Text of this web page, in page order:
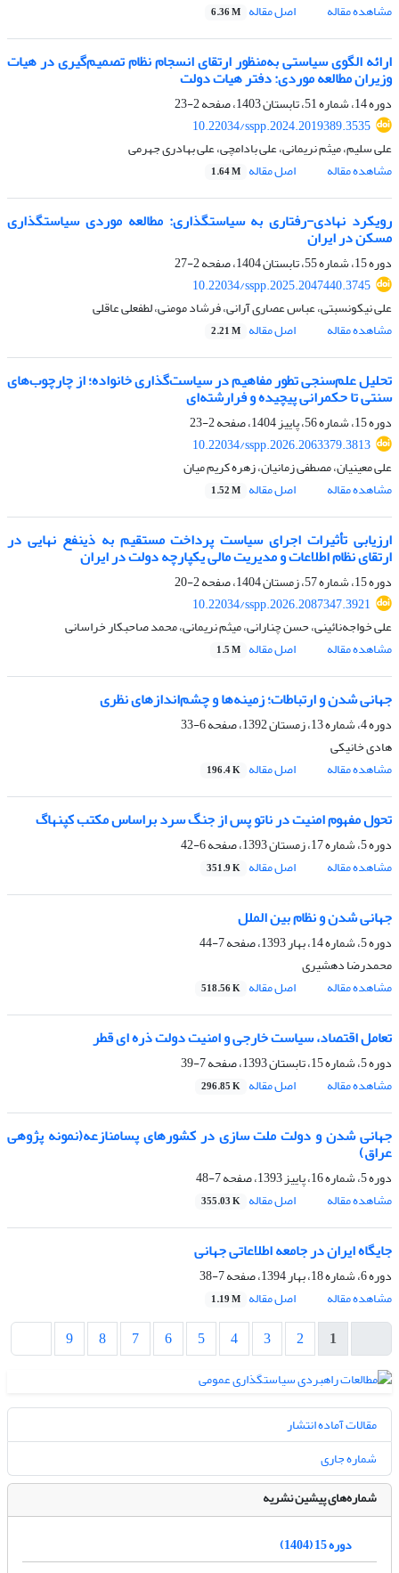
مشاهده مقاله
اصل مقاله 6.36 M
ارائه الگوی سیاستی به‌منظور ارتقای انسجام نظام تصمیم‌گیری در هیات
وزیران مطالعه موردی: دفتر هیات دولت
دوره 14، شماره 51، تابستان 1403، صفحه
2-23
10.22034/sspp.2024.2019389.3535
علی سلیم، میثم نریمانی، علی بادامچی، علی بهادری جهرمی
مشاهده مقاله
اصل مقاله 1.64 M
رویکرد نهادی-رفتاری به سیاستگذاری: مطالعه موردی سیاستگذاری
مسکن در ایران
دوره 15، شماره 55، تابستان 1404، صفحه
2-27
10.22034/sspp.2025.2047440.3745
علی نیکونسبتی، عباس عصاری آرانی، فرشاد مومنی، لطفعلی عاقلی
مشاهده مقاله
اصل مقاله 2.21 M
تحلیل علم‌سنجی تطور مفاهیم در سیاست‌گذاری خانواده؛ از چارچوب‌های
سنتی تا حکمرانی پیچیده و فرارشته‌ای
دوره 15، شماره 56، پاییز 1404، صفحه
2-23
10.22034/sspp.2026.2063379.3813
علی معینیان، مصطفی زمانیان، زهره کریم میان
مشاهده مقاله
اصل مقاله 1.52 M
ارزیابی تأثیرات اجرای سیاست پرداخت مستقیم به ذینفع نهایی در
ارتقای نظام اطلاعات و مدیریت مالی یکپارچه دولت در ایران
دوره 15، شماره 57، زمستان 1404، صفحه
2-20
10.22034/sspp.2026.2087347.3921
علی خواجه‌نائینی، حسن چنارانی، میثم نریمانی، محمد صاحبکار خراسانی
مشاهده مقاله
اصل مقاله 1.5 M
جهانی شدن و ارتباطات؛ زمینه‌ها و چشم‌اندازهای نظری
دوره 4، شماره 13، زمستان 1392، صفحه
6-33
هادی خانیکی
مشاهده مقاله
اصل مقاله 196.4 K
تحول مفهوم امنیت در ناتو پس از جنگ سرد براساس مکتب کپنهاگ
دوره 5، شماره 17، زمستان 1393، صفحه
6-42
مشاهده مقاله
اصل مقاله 351.9 K
جهانی شدن و نظام بین الملل
دوره 5، شماره 14، بهار 1393، صفحه
7-44
محمدرضا دهشیری
مشاهده مقاله
اصل مقاله 518.56 K
تعامل اقتصاد، سیاست خارجی و امنیت دولت ذره ای قطر
دوره 5، شماره 15، تابستان 1393، صفحه
7-39
مشاهده مقاله
اصل مقاله 296.85 K
جهانی شدن و دولت ملت سازی در کشورهای پسامنازعه(نمونه پژوهی
عراق)
دوره 5، شماره 16، پاییز 1393، صفحه
7-48
مشاهده مقاله
اصل مقاله 355.03 K
جایگاه ایران در جامعه اطلاعاتی جهانی
دوره 6، شماره 18، بهار 1394، صفحه
7-38
مشاهده مقاله
اصل مقاله 1.19 M
1
2
3
4
5
6
7
8
9
مقالات آماده انتشار
شماره جاری
شماره‌های پیشین نشریه
دوره 15 (1404)